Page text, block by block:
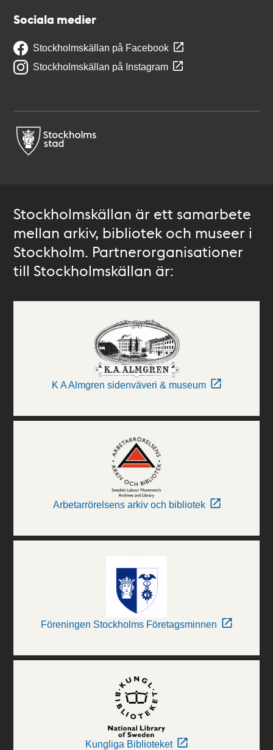
Sociala medier
Stockholmskällan på Facebook
Stockholmskällan på Instagram
Stockholmskällan är ett samarbete
mellan arkiv, bibliotek och museer i
Stockholm. Partnerorganisationer
till Stockholmskällan är:
K A Almgren sidenväveri & museum
Arbetarrörelsens arkiv och bibliotek
Föreningen Stockholms Företagsminnen
Kungliga Biblioteket